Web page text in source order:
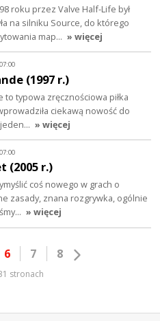
roku przez Valve Half-Life był
na silniku Source, do którego
map… » więcej
(1997 r.)
to typowa zręcznościowa piłka
ciekawą nowość do
jeden… » więcej
(2005 r.)
coś nowego w grach o
zasady, znana rozgrywka, ogólnie
» więcej
6 7 8
stronach